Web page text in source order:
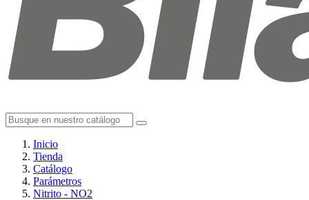
Inicio
Tienda
Catálogo
Parámetros
Nitrito - NO2